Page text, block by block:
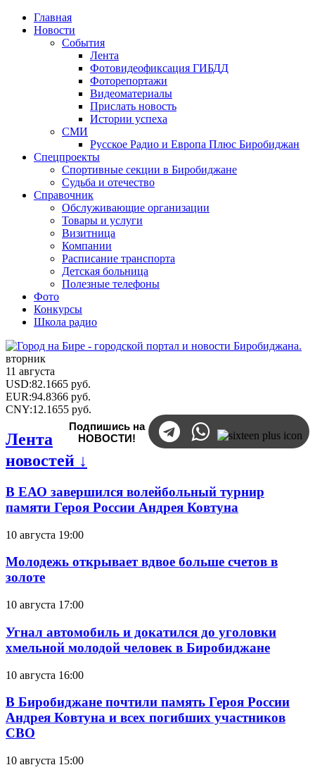
Главная
Новости
События
Лента
Фотовидеофиксация ГИБДД
Фоторепортажи
Видеоматериалы
Прислать новость
Истории успеха
СМИ
Русское Радио и Европа Плюс Биробиджан
Спецпроекты
Спортивные секции в Биробиджане
Судьба и отечество
Справочник
Обслуживающие организации
Товары и услуги
Визитница
Компании
Расписание транспорта
Детская больница
Полезные телефоны
Фото
Конкурсы
Школа радио
вторник
11 августа
USD:82.1665 руб.
EUR:94.8366 руб.
CNY:12.1655 руб.
Подпишись на
НОВОСТИ!
Лента
новостей ↓
В ЕАО завершился волейбольный турнир
памяти Героя России Андрея Ковтуна
10 августа 19:00
Молодежь открывает вдвое больше счетов в
золоте
10 августа 17:00
Угнал автомобиль и докатился до уголовки
хмельной молодой человек в Биробиджане
10 августа 16:00
В Биробиджане почтили память Героя России
Андрея Ковтуна и всех погибших участников
СВО
10 августа 15:00